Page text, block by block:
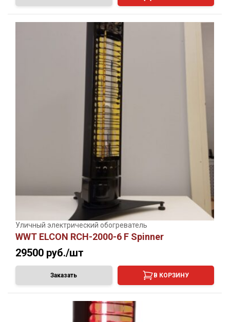
Уличный электрический обогреватель
WWT ELCON RCH-2000-6 F Spinner
29500 руб./шт
Заказать В КОРЗИНУ